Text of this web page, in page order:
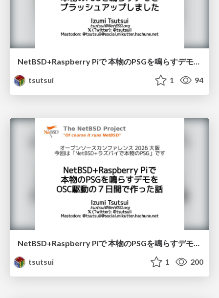
NetBSD+Raspberry Piで 本物のPSGを鳴らすデモを ブラッシュアップしました / osc2026Tokyo-spring
tsutsui
1 94
NetBSD+Raspberry Piで 本物のPSGを鳴らすデモを OSC駆動の７日間で作った話 / OSC2026Osaka
tsutsui
1 200